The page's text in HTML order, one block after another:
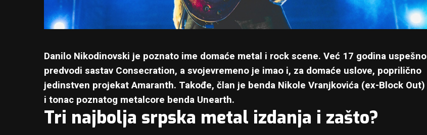
Danilo Nikodinovski je poznato ime domaće metal i rock scene. Već 17 godina uspešno
predvodi sastav Consecration, a svojevremeno je imao i, za domaće uslove, poprilično
jedinstven projekat Amaranth. Takođe, član je benda Nikole Vranjkovića (ex-Block Out)
i tonac poznatog metalcore benda Unearth.
Tri najbolja srpska metal izdanja i zašto?